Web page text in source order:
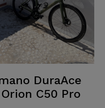
DuraAce
C50 Pro